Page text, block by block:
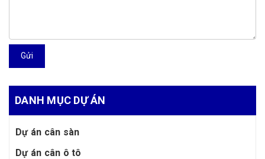
Gửi
DANH MỤC DỰ ÁN
Dự án cân sàn
Dự án cân ô tô